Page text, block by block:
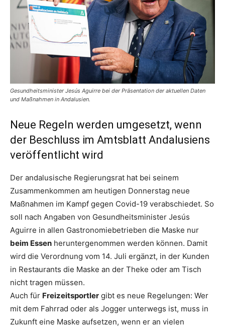
Gesundheitsminister Jesús Aguirre bei der Präsentation der aktuellen Daten
und Maßnahmen in Andalusien.
Neue Regeln werden umgesetzt, wenn
der Beschluss im Amtsblatt Andalusiens
veröffentlicht wird
Der andalusische Regierungsrat hat bei seinem
Zusammenkommen am heutigen Donnerstag neue
Maßnahmen im Kampf gegen Covid-19 verabschiedet. So
soll nach Angaben von Gesundheitsminister Jesús
Aguirre in allen Gastronomiebetrieben die Maske nur
beim Essen heruntergenommen werden können. Damit
wird die Verordnung vom 14. Juli ergänzt, in der Kunden
in Restaurants die Maske an der Theke oder am Tisch
nicht tragen müssen.
Auch für Freizeitsportler gibt es neue Regelungen: Wer
mit dem Fahrrad oder als Jogger unterwegs ist, muss in
Zukunft eine Maske aufsetzen, wenn er an vielen